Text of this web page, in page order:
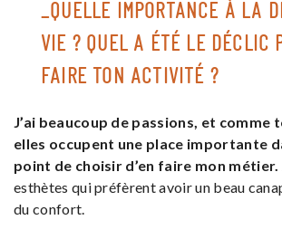
_QUELLE IMPORTANCE À LA
VIE ? QUEL A ÉTÉ LE DÉCLIC
FAIRE TON ACTIVITÉ ?
J’ai beaucoup de passions, et comme
elles occupent une place importante
point de choisir d’en faire mon métier.
esthètes qui préfèrent avoir un beau
du confort.